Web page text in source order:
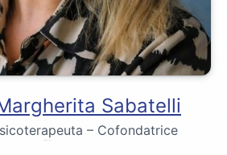
Sabatelli
– Cofondatrice